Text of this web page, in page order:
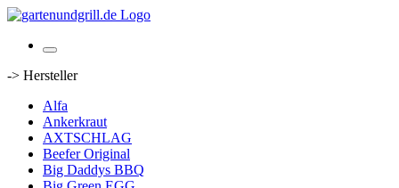
-> Hersteller
Alfa
Ankerkraut
AXTSCHLAG
Beefer Original
Big Daddys BBQ